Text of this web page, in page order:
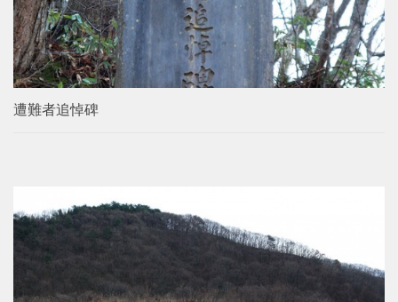
遭難者追悼碑